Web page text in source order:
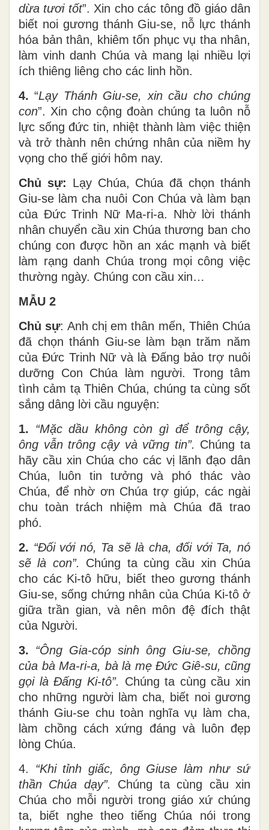
dừa tươi tốt”. Xin cho các tông đồ giáo dân
biết noi gương thánh Giu-se, nỗ lực thánh
hóa bản thân, khiêm tốn phục vụ tha nhân,
làm vinh danh Chúa và mang lại nhiều lợi
ích thiêng liêng cho các linh hồn.
4. “Lạy Thánh Giu-se, xin cầu cho chúng
con”. Xin cho cộng đoàn chúng ta luôn nỗ
lực sống đức tin, nhiệt thành làm việc thiện
và trở thành nên chứng nhân của niềm hy
vọng cho thế giới hôm nay.
Chủ sự: Lạy Chúa, Chúa đã chọn thánh
Giu-se làm cha nuôi Con Chúa và làm bạn
của Đức Trinh Nữ Ma-ri-a. Nhờ lời thánh
nhân chuyển cầu xin Chúa thương ban cho
chúng con được hồn an xác mạnh và biết
làm rạng danh Chúa trong mọi công việc
thường ngày. Chúng con cầu xin…
MẪU 2
Chủ sự: Anh chị em thân mến, Thiên Chúa
đã chọn thánh Giu-se làm bạn trăm năm
của Đức Trinh Nữ và là Đấng bảo trợ nuôi
dưỡng Con Chúa làm người. Trong tâm
tình cảm tạ Thiên Chúa, chúng ta cùng sốt
sắng dâng lời cầu nguyện:
1. “Mặc dầu không còn gì để trông cậy,
ông vẫn trông cậy và vững tin”. Chúng ta
hãy cầu xin Chúa cho các vị lãnh đạo dân
Chúa, luôn tin tưởng và phó thác vào
Chúa, để nhờ ơn Chúa trợ giúp, các ngài
chu toàn trách nhiệm mà Chúa đã trao
phó.
2. “Đối với nó, Ta sẽ là cha, đối với Ta, nó
sẽ là con”.
Chúng ta cùng cầu xin Chúa
cho các Ki-tô hữu, biết theo gương thánh
Giu-se, sống chứng nhân của Chúa Ki-tô ở
giữa trần gian, và nên môn đệ đích thật
của Người.
3. “Ông Gia-cóp sinh ông Giu-se, chồng
của bà Ma-ri-a, bà là mẹ Đức Giê-su, cũng
gọi là Đấng Ki-tô”. Chúng ta cùng cầu xin
cho những người làm cha, biết noi gương
thánh Giu-se chu toàn nghĩa vụ làm cha,
làm chồng cách xứng đáng và luôn đẹp
lòng Chúa.
4. “Khi tỉnh giấc, ông Giuse làm như sứ
thần Chúa dạy”.
Chúng ta cùng cầu xin
Chúa cho mỗi người trong giáo xứ chúng
ta, biết nghe theo tiếng Chúa nói trong